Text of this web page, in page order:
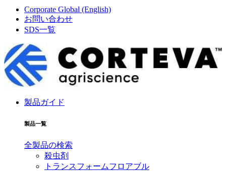
Corporate Global (English)
お問い合わせ
SDS一覧
製品ガイド
製品一覧
全製品の検索
殺虫剤
トランスフォームフロアブル